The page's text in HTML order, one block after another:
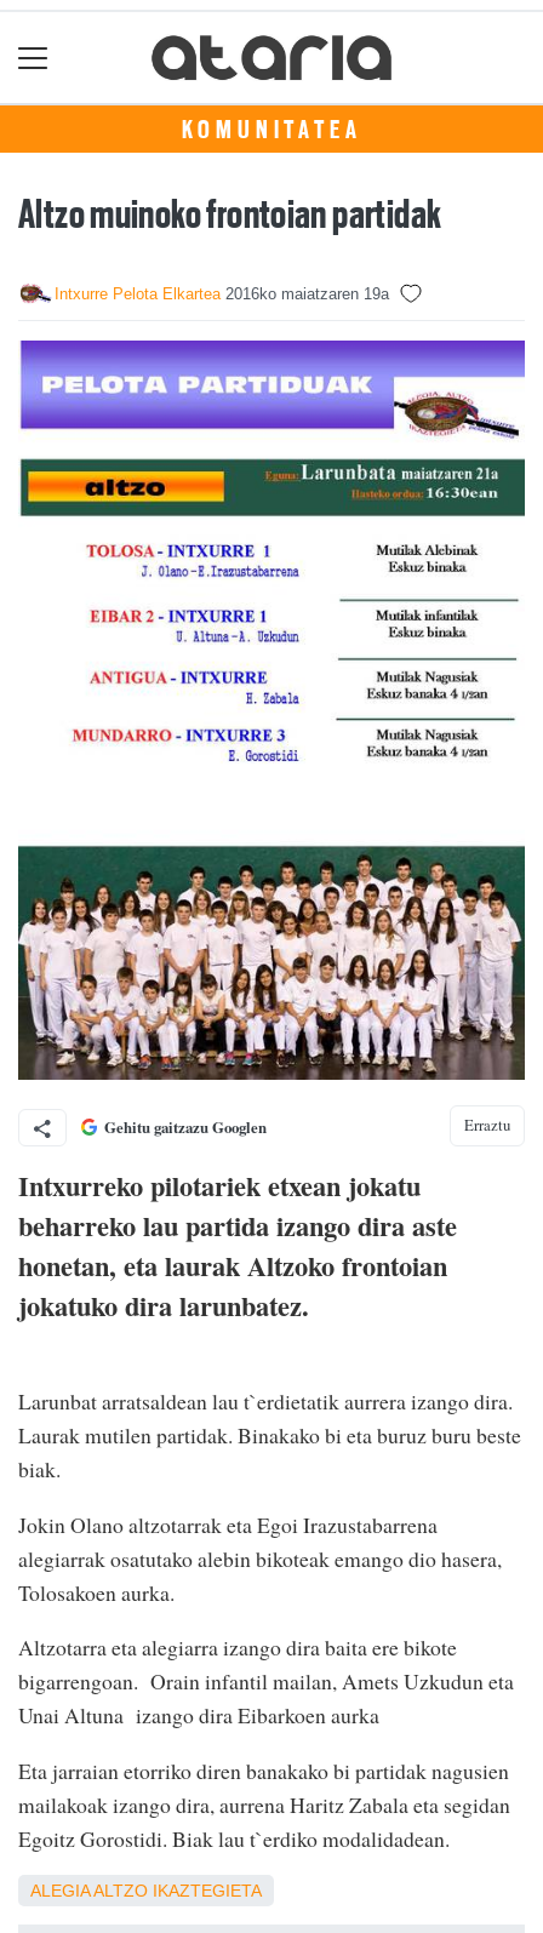
KOMUNITATEA
Altzo muinoko frontoian partidak
Intxurre Pelota Elkartea 2016ko maiatzaren 19a
Gehitu gaitzazu Googlen Erraztu
Intxurreko pilotariek etxean jokatu
beharreko lau partida izango dira aste
honetan, eta laurak Altzoko frontoian
jokatuko dira larunbatez.
Larunbat arratsaldean lau t`erdietatik aurrera izango dira.
Laurak mutilen partidak. Binakako bi eta buruz buru beste
biak.
Jokin Olano altzotarrak eta Egoi Irazustabarrena
alegiarrak osatutako alebin bikoteak emango dio hasera,
Tolosakoen aurka.
Altzotarra eta alegiarra izango dira baita ere bikote
bigarrengoan. Orain infantil mailan, Amets Uzkudun eta
Unai Altuna izango dira Eibarkoen aurka
Eta jarraian etorriko diren banakako bi partidak nagusien
mailakoak izango dira, aurrena Haritz Zabala eta segidan
Egoitz Gorostidi. Biak lau t`erdiko modalidadean.
ALEGIAALTZO IKAZTEGIETA